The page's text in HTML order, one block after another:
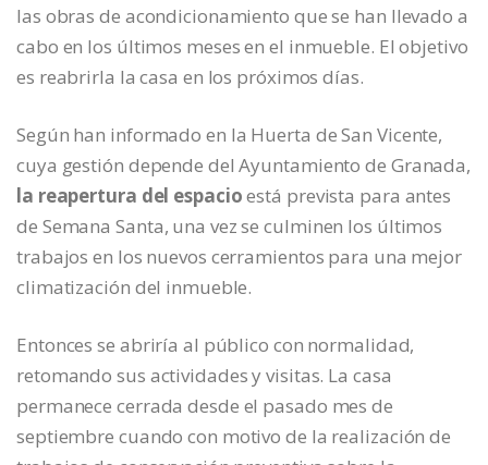
las obras de acondicionamiento que se han llevado a
cabo en los últimos meses en el inmueble. El objetivo
es reabrirla la casa en los próximos días.
Según han informado en la Huerta de San Vicente,
cuya gestión depende del Ayuntamiento de Granada,
la reapertura del espacioestá prevista para antes
de Semana Santa, una vez se culminen los últimos
trabajos en los nuevos cerramientos para una mejor
climatización del inmueble.
Entonces se abriría al público con normalidad,
retomando sus actividades y visitas. La casa
permanece cerrada desde el pasado mes de
septiembre cuando con motivo de la realización de